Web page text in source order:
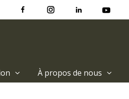
À propos de nous